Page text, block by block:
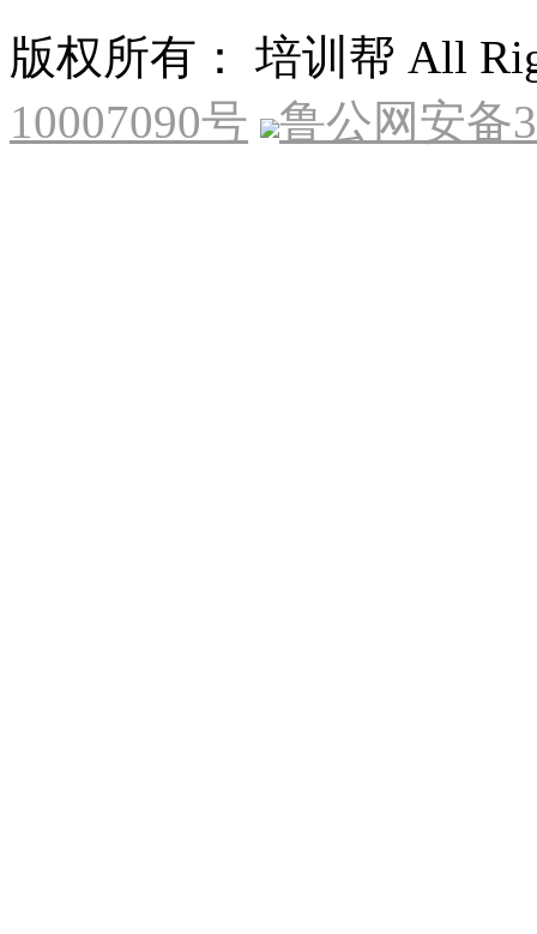
版权所有： 培训帮 All
10007090号
鲁公网安备